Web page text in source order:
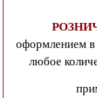
оформлением в
любое